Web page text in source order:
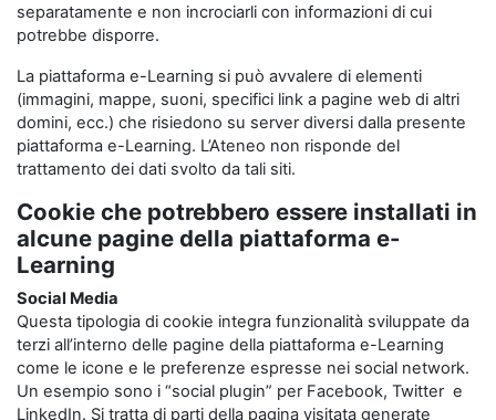
separatamente e non incrociarli con informazioni di cui
potrebbe disporre.
La piattaforma e-Learning si può avvalere di elementi
(immagini, mappe, suoni, specifici link a pagine web di altri
domini, ecc.) che risiedono su server diversi dalla presente
piattaforma e-Learning. L’Ateneo non risponde del
trattamento dei dati svolto da tali siti.
Cookie che potrebbero essere installati in
alcune pagine della piattaforma e-
Learning
Social Media
Questa tipologia di cookie integra funzionalità sviluppate da
terzi all’interno delle pagine della piattaforma e-Learning
come le icone e le preferenze espresse nei social network.
Un esempio sono i “social plugin” per Facebook, Twitter e
LinkedIn. Si tratta di parti della pagina visitata generate